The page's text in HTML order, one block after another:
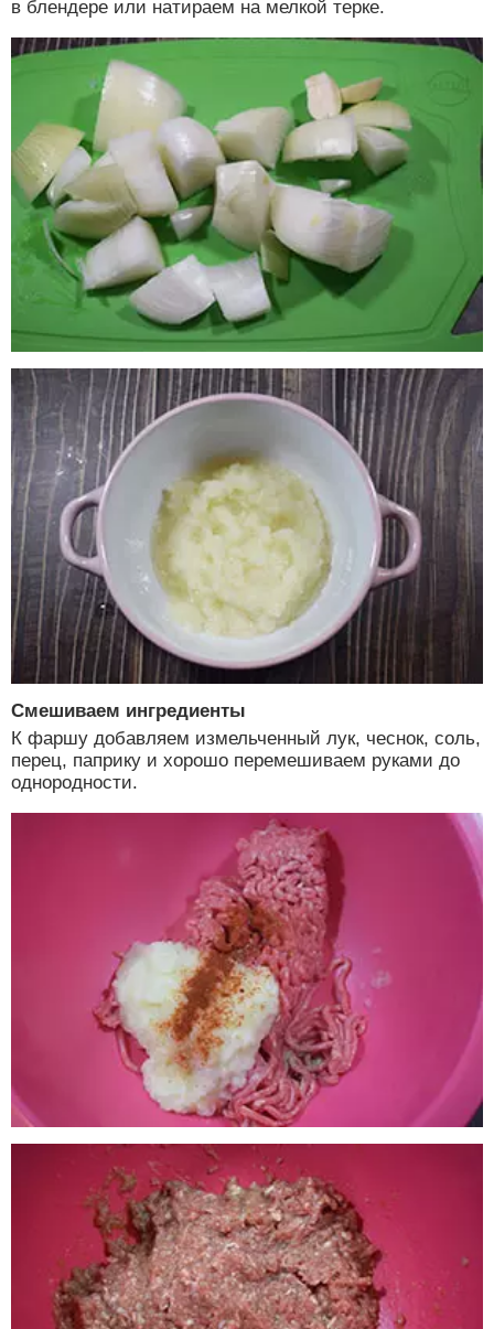
в блендере или натираем на мелкой терке.
Смешиваем ингредиенты
К фаршу добавляем измельченный лук, чеснок, соль,
перец, паприку и хорошо перемешиваем руками до
однородности.